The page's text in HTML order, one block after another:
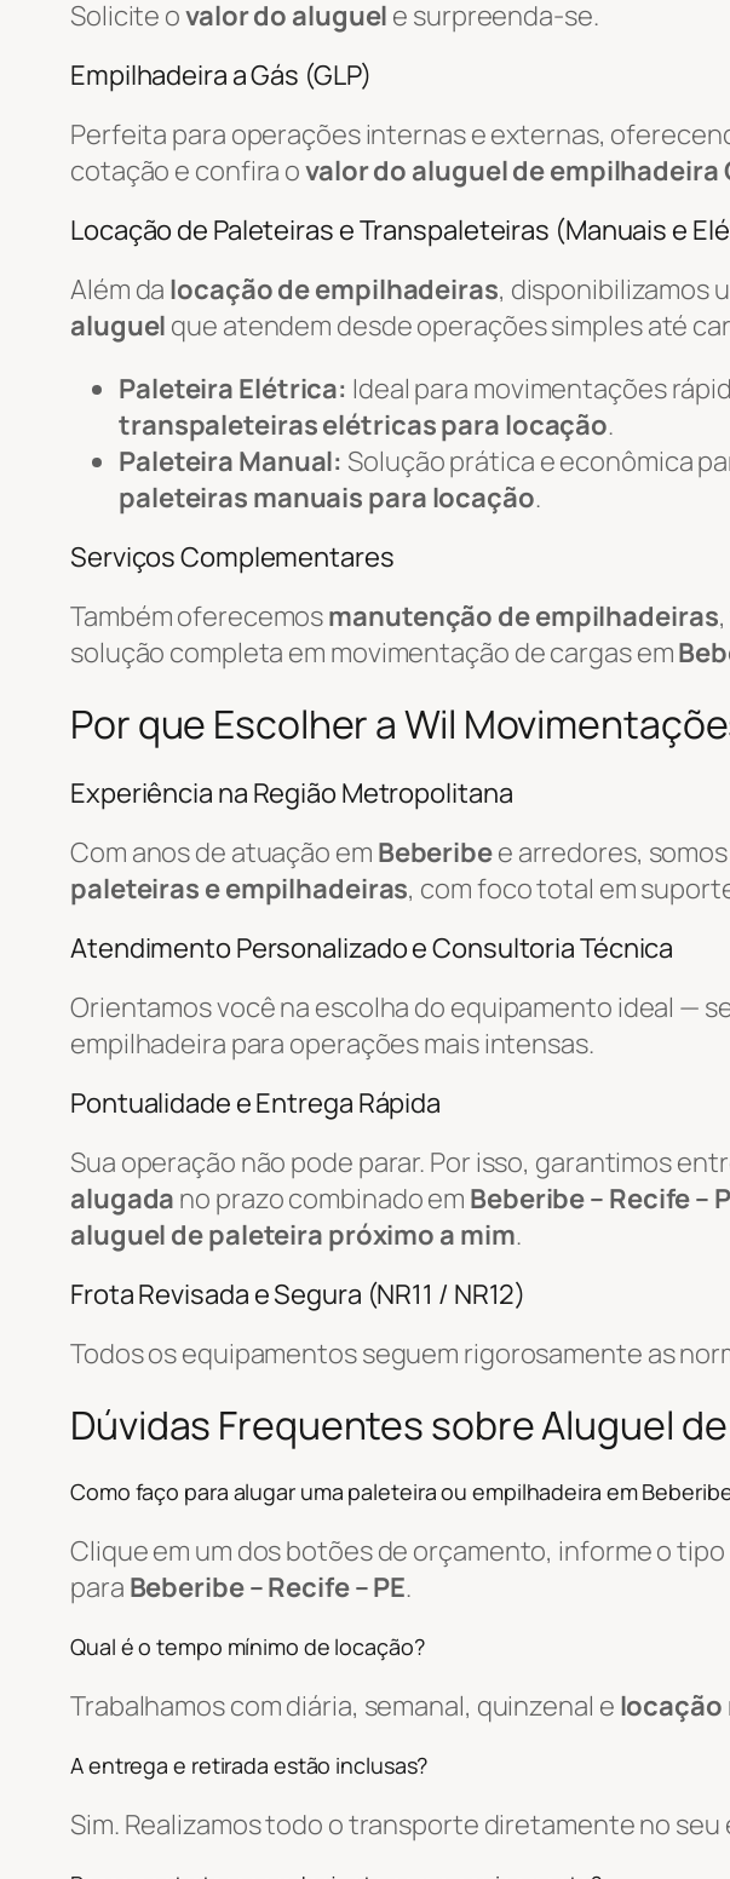
Solicite ovalor do aluguel e surpreenda-se.
Empilhadeira a Gás (GLP)
Perfeita para operações internas e externas,
cotação e confira ovalor do aluguel de empilhadeira
Locação de Paleteiras e Transpaleteiras (Manuais e
Além da locação de empilhadeiras, disponibilizamos
aluguel que atendem desde operações simples até
Paleteira Elétrica: Ideal para movimentações
transpaleteiras elétricas para locação.
Paleteira Manual: Solução prática e econômica
paleteiras manuais para locação.
Serviços Complementares
Também oferecemosmanutenção de empilhadeiras
solução completa em movimentação de cargas em
Por que Escolher a Wil
Experiência na Região Metropolitana
Com anos de atuação em Beberibee arredores,
paleteiras e empilhadeiras, com foco total em
Atendimento Personalizado e Consultoria Técnica
Orientamos você na escolha do equipamento ideal —
empilhadeira para operações mais intensas.
Pontualidade e Entrega Rápida
Sua operação não pode parar. Por isso, garantimos
alugada no prazo combinado em Beberibe – Recife –
aluguel de paleteira próximo a mim.
Frota Revisada e Segura (NR11 / NR12)
Todos os equipamentos seguem rigorosamente as
Dúvidas Frequentes sobre Aluguel
Como faço para alugar uma paleteira ou empilhadeira em
Clique em um dos botões de orçamento, informe o
para Beberibe – Recife – PE.
Qual é o tempo mínimo de locação?
Trabalhamos com diária, semanal, quinzenal e locação
A entrega e retirada estão inclusas?
Sim. Realizamos todo o transporte diretamente no seu